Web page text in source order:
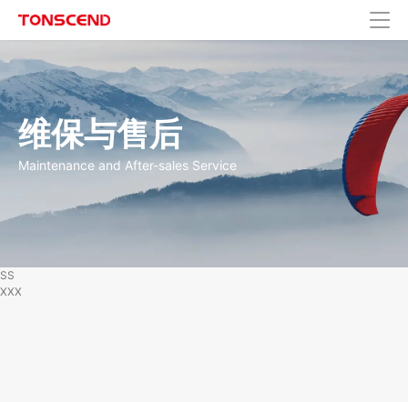
维保与售后
Maintenance and After-sales Service
SS
XXX